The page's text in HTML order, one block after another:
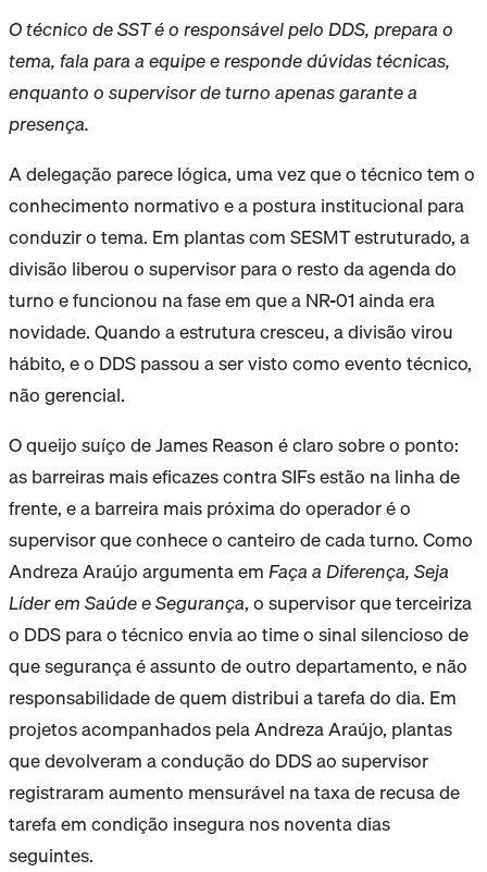
O técnico de SST é o responsável pelo DDS, prepara o
tema, fala para a equipe e responde dúvidas técnicas,
enquanto o supervisor de turno apenas garante a
presença.
A delegação parece lógica, uma vez que o técnico tem o
conhecimento normativo e a postura institucional para
conduzir o tema. Em plantas com SESMT estruturado, a
divisão liberou o supervisor para o resto da agenda do
turno e funcionou na fase em que a NR-01 ainda era
novidade. Quando a estrutura cresceu, a divisão virou
hábito, e o DDS passou a ser visto como evento técnico,
não gerencial.
O queijo suíço de James Reason é claro sobre o ponto:
as barreiras mais eficazes contra SIFs estão na linha de
frente, e a barreira mais próxima do operador é o
supervisor que conhece o canteiro de cada turno. Como
Andreza Araújo argumenta emFaça a Diferença, Seja
Líder em Saúde e Segurança, o supervisor que terceiriza
o DDS para o técnico envia ao time o sinal silencioso de
que segurança é assunto de outro departamento, e não
responsabilidade de quem distribui a tarefa do dia. Em
projetos acompanhados pela Andreza Araújo, plantas
que devolveram a condução do DDS ao supervisor
registraram aumento mensurável na taxa de recusa de
tarefa em condição insegura nos noventa dias
seguintes.